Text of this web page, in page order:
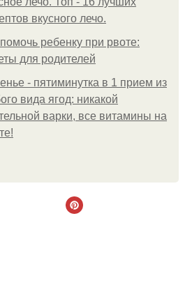
вкусного лечо.
ребенку при рвоте:
для родителей
- пятиминутка в 1 прием из
вида ягод: никакой
варки, все витамины на